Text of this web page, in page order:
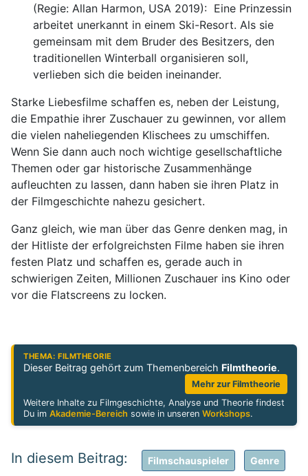
(Regie: Allan Harmon, USA 2019): Eine Prinzessin
arbeitet unerkannt in einem Ski-Resort. Als sie
gemeinsam mit dem Bruder des Besitzers, den
traditionellen Winterball organisieren soll,
verlieben sich die beiden ineinander.
Starke Liebesfilme schaffen es, neben der Leistung,
die Empathie ihrer Zuschauer zu gewinnen, vor allem
die vielen naheliegenden Klischees zu umschiffen.
Wenn Sie dann auch noch wichtige gesellschaftliche
Themen oder gar historische Zusammenhänge
aufleuchten zu lassen, dann haben sie ihren Platz in
der Filmgeschichte nahezu gesichert.
Ganz gleich, wie man über das Genre denken mag, in
der Hitliste der erfolgreichsten Filme haben sie ihren
festen Platz und schaffen es, gerade auch in
schwierigen Zeiten, Millionen Zuschauer ins Kino oder
vor die Flatscreens zu locken.
THEMA: FILMTHEORIE
Dieser Beitrag gehört zum Themenbereich Filmtheorie.
Mehr zur Filmtheorie
Weitere Inhalte zu Filmgeschichte, Analyse und Theorie findest
Du imAkademie-Bereich sowie in unserenWorkshops.
Filmschauspieler Genre